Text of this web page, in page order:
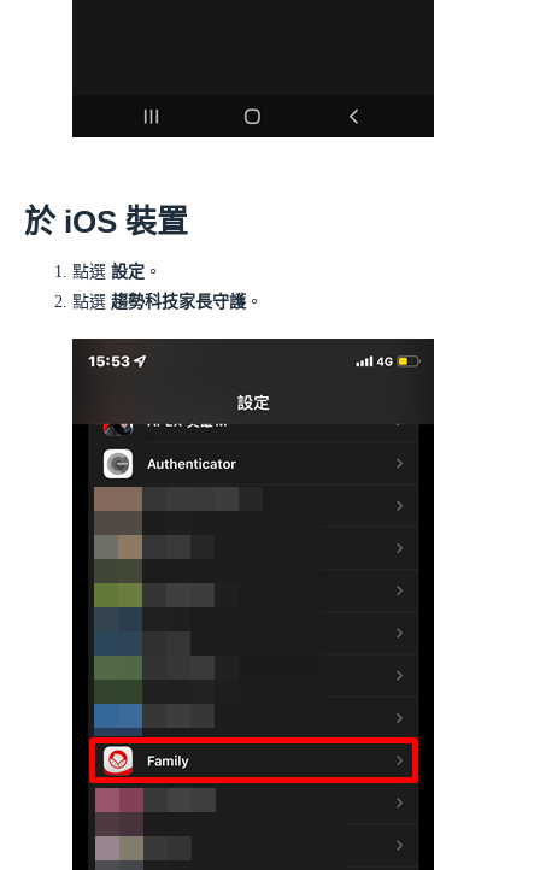
於 iOS 裝置
點選 設定 。
點選 趨勢科技家長守護 。